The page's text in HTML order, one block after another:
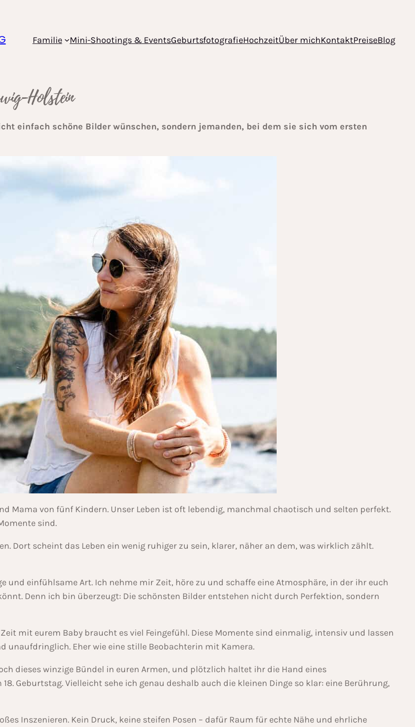
Familie Mini-Shootings & EventsGeburtsfotografieHochzeitÜber michKontaktPreiseBlog
Holstein
einfach schöne Bilder wünschen, sondern jemanden, bei dem sie sich vom ersten
Mama von fünf Kindern. Unser Leben ist oft lebendig, manchmal chaotisch und selten perfekt.
sind.
Dort scheint das Leben ein wenig ruhiger zu sein, klarer, näher an dem, was wirklich zählt.
und einfühlsame Art. Ich nehme mir Zeit, höre zu und schaffe eine Atmosphäre, in der ihr euch
Denn ich bin überzeugt: Die schönsten Bilder entstehen nicht durch Perfektion, sondern
mit eurem Baby braucht es viel Feingefühl. Diese Momente sind einmalig, intensiv und lassen
unaufdringlich. Eher wie eine stille Beobachterin mit Kamera.
dieses winzige Bündel in euren Armen, und plötzlich haltet ihr die Hand eines
Geburtstag. Vielleicht sehe ich genau deshalb auch die kleinen Dinge so klar: eine Berührung,
Inszenieren. Kein Druck, keine steifen Posen – dafür Raum für echte Nähe und ehrliche